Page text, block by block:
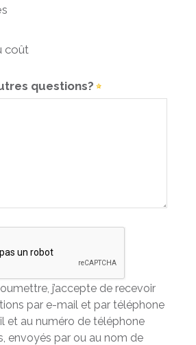
coût
questions?
j’accepte de recevoir
par e-mail et par téléphone
et au numéro de téléphone
envoyés par ou au nom de